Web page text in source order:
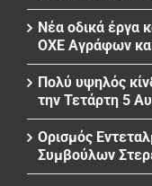
Νέα οδικά έργα
ΟΧΕ Αγράφων
Πολύ υψηλός
την Τετάρτη 5
Ορισμός
Συμβούλων